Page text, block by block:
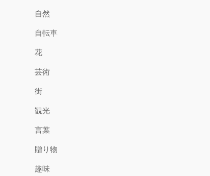
自然
自転車
花
芸術
街
観光
言葉
贈り物
趣味